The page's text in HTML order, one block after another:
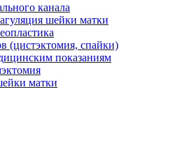
канала
шейки матки
(цистэктомия, спайки)
показаниям
матки